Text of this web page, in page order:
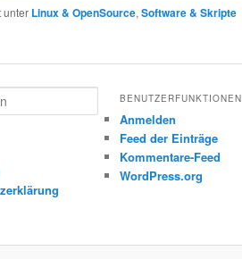
unter Linux & OpenSource,Software & Skripte
BENUTZERFUNKTIONEN
Anmelden
Feed der Einträge
Kommentare-Feed
WordPress.org